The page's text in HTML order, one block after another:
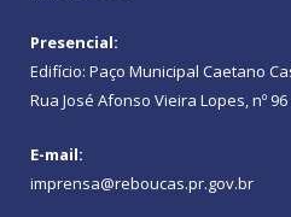
Presencial:
Edifício: Paço Municipal Caetano
Rua José Afonso Vieira Lopes, nº 96
E-mail:
imprensa@reboucas.pr.gov.br